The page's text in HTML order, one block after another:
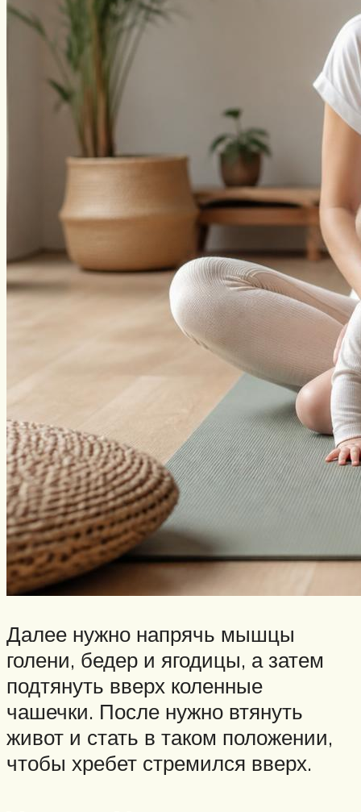
Далее нужно напрячь мышцы
голени, бедер и ягодицы, а затем
подтянуть вверх коленные
чашечки. После нужно втянуть
живот и стать в таком положении,
чтобы хребет стремился вверх.